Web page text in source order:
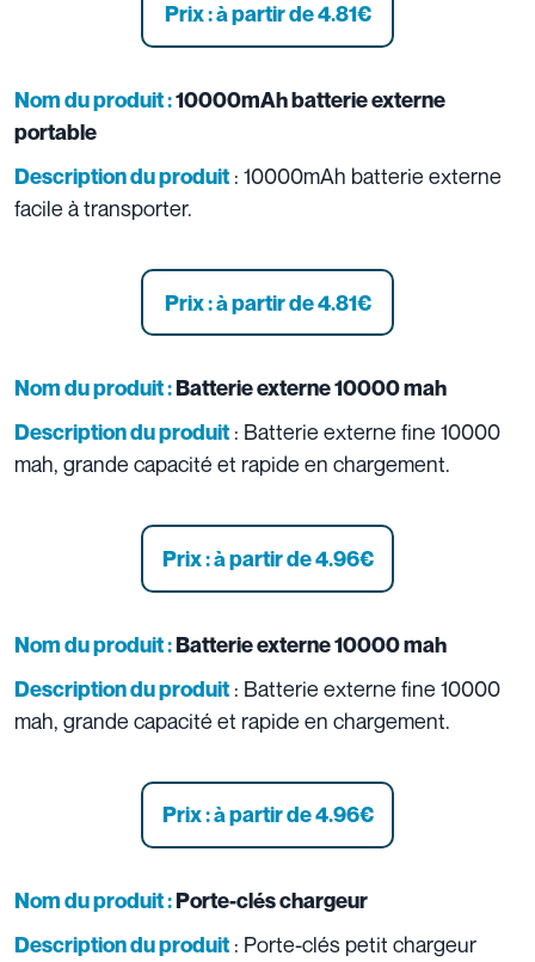
Prix : à partir de 4.81€
Nom du produit :10000mAh batterie externe
portable
Description du produit : 10000mAh batterie externe
facile à transporter.
Prix : à partir de 4.81€
Nom du produit :Batterie externe 10000 mah
Description du produit : Batterie externe fine 10000
mah, grande capacité et rapide en chargement.
Prix : à partir de 4.96€
Nom du produit :Batterie externe 10000 mah
Description du produit : Batterie externe fine 10000
mah, grande capacité et rapide en chargement.
Prix : à partir de 4.96€
Nom du produit :Porte-clés chargeur
Description du produit : Porte-clés petit chargeur